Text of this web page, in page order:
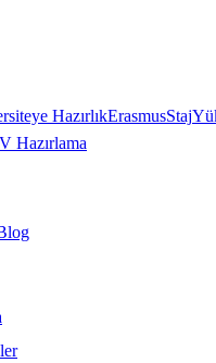
HazırlıkErasmusStaj
Hazırlama